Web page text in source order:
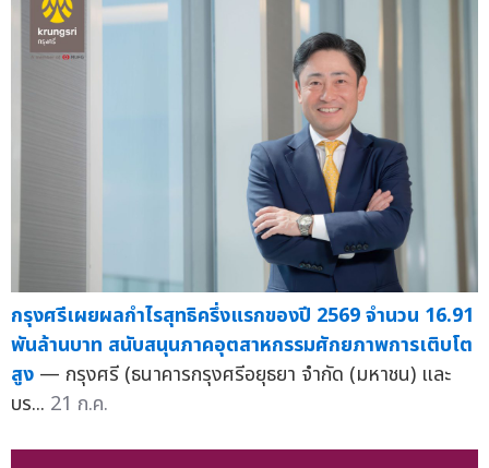
กรุงศรีเผยผลกำไรสุทธิครึ่งแรกของปี 2569 จำนวน 16.91
พันล้านบาท สนับสนุนภาคอุตสาหกรรมศักยภาพการเติบโต
สูง — กรุงศรี (ธนาคารกรุงศรีอยุธยา จำกัด (มหาชน) และ
บร... 21 ก.ค.